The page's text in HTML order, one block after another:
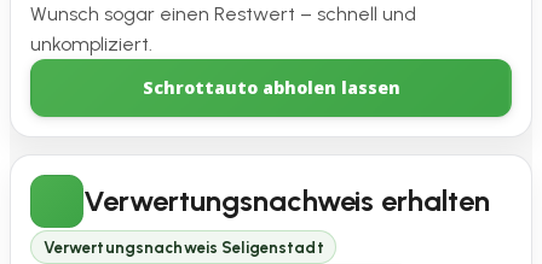
Wunsch sogar einen Restwert – schnell und
unkompliziert.
Schrottauto abholen lassen
Verwertungsnachweis erhalten
Verwertungsnachweis Seligenstadt